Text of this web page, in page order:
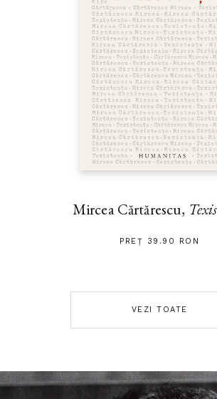
Mircea Cărtărescu,
PREȚ 39.90 RON
VEZI TOATE